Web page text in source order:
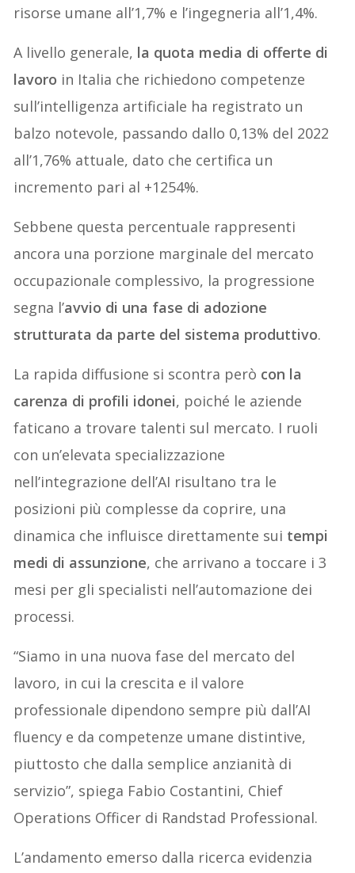
risorse umane all’1,7% e l’ingegneria all’1,4%.
A livello generale, la quota media di offerte di
lavoro in Italia che richiedono competenze
sull’intelligenza artificiale ha registrato un
balzo notevole, passando dallo 0,13% del 2022
all’1,76% attuale, dato che certifica un
incremento pari al +1254%.
Sebbene questa percentuale rappresenti
ancora una porzione marginale del mercato
occupazionale complessivo, la progressione
segna l’avvio di una fase di adozione
strutturata da parte del sistema produttivo.
La rapida diffusione si scontra però con la
carenza di profili idonei, poiché le aziende
faticano a trovare talenti sul mercato. I ruoli
con un’elevata specializzazione
nell’integrazione dell’AI risultano tra le
posizioni più complesse da coprire, una
dinamica che influisce direttamente sui tempi
medi di assunzione, che arrivano a toccare i 3
mesi per gli specialisti nell’automazione dei
processi.
“Siamo in una nuova fase del mercato del
lavoro, in cui la crescita e il valore
professionale dipendono sempre più dall’AI
fluency e da competenze umane distintive,
piuttosto che dalla semplice anzianità di
servizio”, spiega Fabio Costantini, Chief
Operations Officer di Randstad Professional.
L’andamento emerso dalla ricerca evidenzia